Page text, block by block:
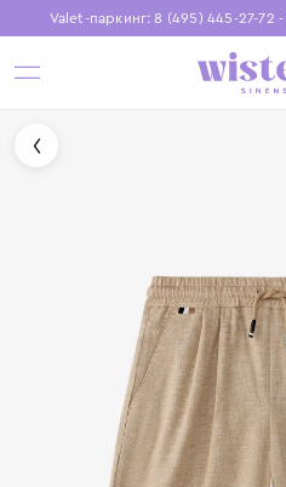
Valet-паркинг: 8 (495) 445-27-
Бесплатная доставка
Установите приложение,